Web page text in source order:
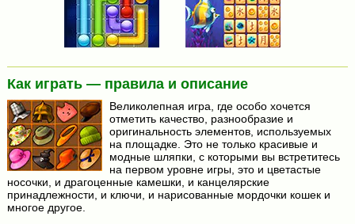
Как играть — правила и описание
Великолепная игра, где особо хочется
отметить качество, разнообразие и
оригинальность элементов, используемых
на площадке. Это не только красивые и
модные шляпки, с которыми вы встретитесь
на первом уровне игры, это и цветастые
носочки, и драгоценные камешки, и канцелярские
принадлежности, и ключи, и нарисованные мордочки кошек и
многое другое.